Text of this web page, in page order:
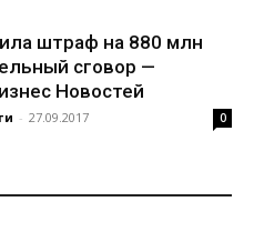
штраф на 880 млн
сговор —
Новостей
- 27.09.2017 0